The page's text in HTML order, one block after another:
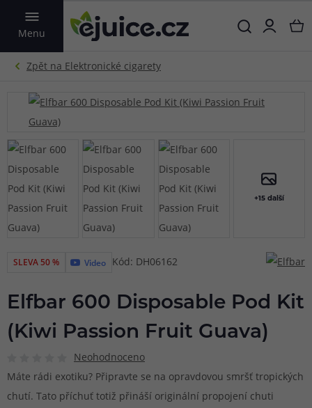
Menu
VYHLEDAT
+15 další
SLEVA 50 % Video Kód: DH06162
Elfbar 600 Disposable Pod Kit
(Kiwi Passion Fruit Guava)
Neohodnoceno
Máte rádi exotiku? Připravte se na opravdovou smršť tropických
chutí. Tato příchuť totiž přináší originální propojení chuti